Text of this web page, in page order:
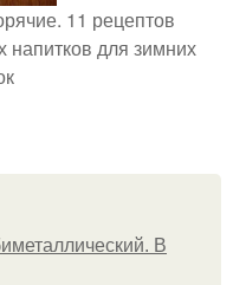
11 рецептов
напитков для зимних
В